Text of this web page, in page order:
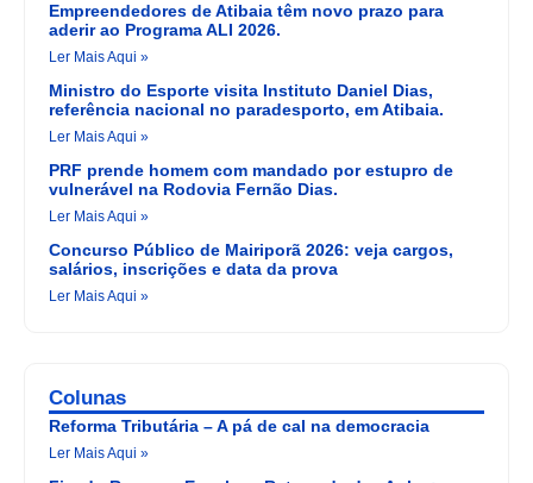
Empreendedores de Atibaia têm novo prazo para
aderir ao Programa ALI 2026.
Ler Mais Aqui »
Ministro do Esporte visita Instituto Daniel Dias,
referência nacional no paradesporto, em Atibaia.
Ler Mais Aqui »
PRF prende homem com mandado por estupro de
vulnerável na Rodovia Fernão Dias.
Ler Mais Aqui »
Concurso Público de Mairiporã 2026: veja cargos,
salários, inscrições e data da prova
Ler Mais Aqui »
Colunas
Reforma Tributária – A pá de cal na democracia
Ler Mais Aqui »